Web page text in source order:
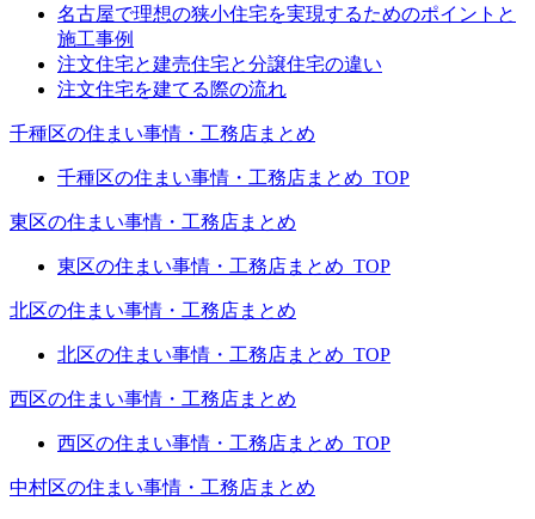
名古屋で理想の狭小住宅を実現するためのポイントと
施工事例
注文住宅と建売住宅と分譲住宅の違い
注文住宅を建てる際の流れ
千種区の住まい事情・工務店まとめ
千種区の住まい事情・工務店まとめ_TOP
東区の住まい事情・工務店まとめ
東区の住まい事情・工務店まとめ_TOP
北区の住まい事情・工務店まとめ
北区の住まい事情・工務店まとめ_TOP
西区の住まい事情・工務店まとめ
西区の住まい事情・工務店まとめ_TOP
中村区の住まい事情・工務店まとめ